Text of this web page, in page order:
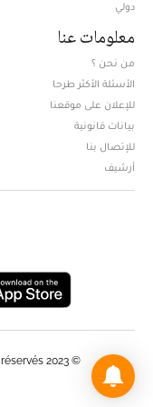
دولي
معلومات عنا
من نحن ؟
الأسئلة الأكثر طرحا
للإعلان على موقعنا
بيانات قانونية
للإتصال بنا
أرشيف
© Web News / le360.ma / Tous droits réservés 2023